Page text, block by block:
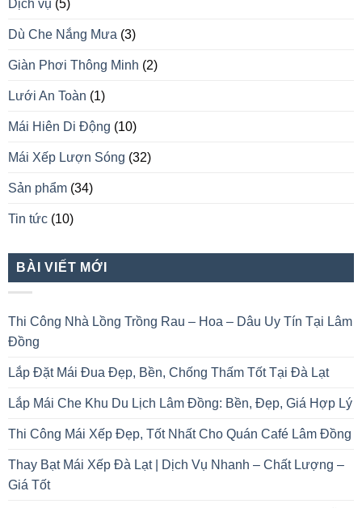
Dịch vụ (5)
Dù Che Nắng Mưa (3)
Giàn Phơi Thông Minh (2)
Lưới An Toàn (1)
Mái Hiên Di Động (10)
Mái Xếp Lượn Sóng (32)
Sản phẩm (34)
Tin tức (10)
BÀI VIẾT MỚI
Thi Công Nhà Lồng Trồng Rau – Hoa – Dâu Uy Tín Tại Lâm
Đồng
Lắp Đặt Mái Đua Đẹp, Bền, Chống Thấm Tốt Tại Đà Lạt
Lắp Mái Che Khu Du Lịch Lâm Đồng: Bền, Đẹp, Giá Hợp Lý
Thi Công Mái Xếp Đẹp, Tốt Nhất Cho Quán Café Lâm Đồng
Thay Bạt Mái Xếp Đà Lạt | Dịch Vụ Nhanh – Chất Lượng –
Giá Tốt